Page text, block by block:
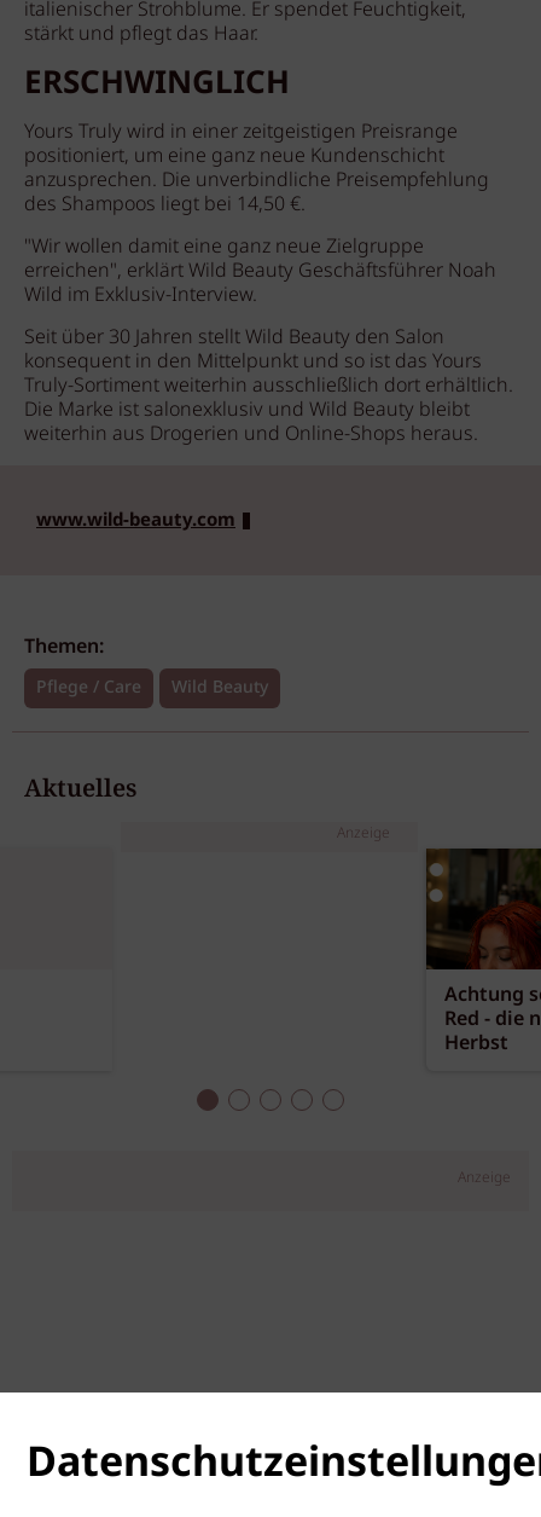
italienischer Strohblume. Er spendet Feuchtigkeit,
stärkt und pflegt das Haar.
ERSCHWINGLICH
Yours Truly wird in einer zeitgeistigen Preisrange
positioniert, um eine ganz neue Kundenschicht
anzusprechen. Die unverbindliche Preisempfehlung
des Shampoos liegt bei 14,50 €.
"Wir wollen damit eine ganz neue Zielgruppe
erreichen", erklärt Wild Beauty Geschäftsführer Noah
Wild im Exklusiv-Interview.
Seit über 30 Jahren stellt Wild Beauty den Salon
konsequent in den Mittelpunkt und so ist das Yours
Truly-Sortiment weiterhin ausschließlich dort erhältlich.
Die Marke ist salonexklusiv und Wild Beauty bleibt
weiterhin aus Drogerien und Online-Shops heraus.
www.wild-beauty.com
Themen:
Pflege / Care Wild Beauty
Aktuelles
Anzeige
Achtung
Red - die
Herbst
Anzeige